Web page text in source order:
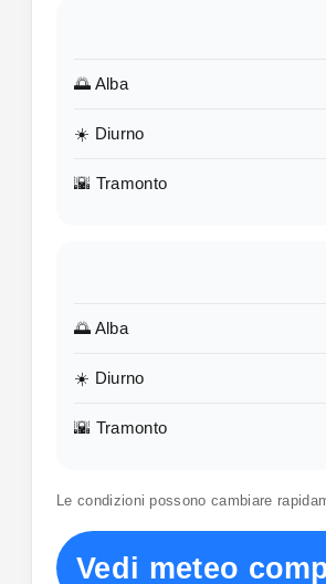
🌅 Alba
☀️ Diurno
🌇 Tramonto
🌅 Alba
☀️ Diurno
🌇 Tramonto
Le condizioni possono cambiare
Vedi meteo